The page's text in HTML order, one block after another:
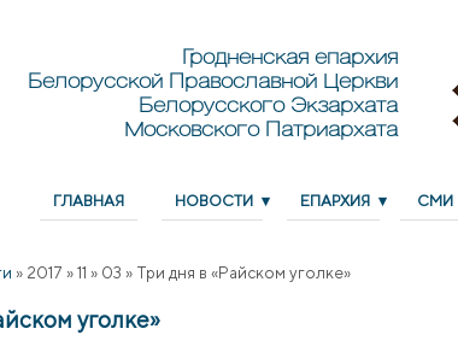
Гродненская епархия
Белорусской Православной Церкви
Белорусского Экзархата
Московского Патриархата
ГЛАВНАЯ НОВОСТИ ЕПАРХИЯ СМИ
» 2017 » 11 » 03 » Три дня в «Райском уголке»
уголке»